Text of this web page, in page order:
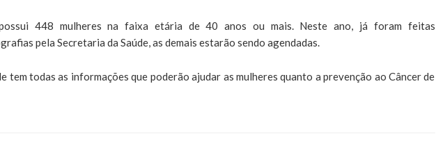
448 mulheres na faixa etária de 40 anos ou mais. Neste ano, já foram feitas
pela Secretaria da Saúde, as demais estarão sendo agendadas.
tem todas as informações que poderão ajudar as mulheres quanto a prevenção ao Câncer de